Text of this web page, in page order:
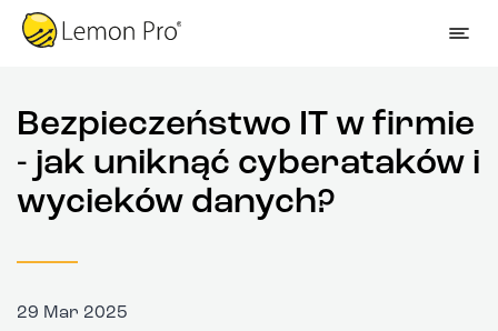
Bezpieczeństwo IT w firmie
- jak uniknąć cyberataków i
wycieków danych?
29 Mar 2025